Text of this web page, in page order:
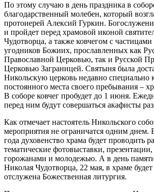
По этому случаю в день праздника в
благодарственный молебен, который
протоиерей Алексий Гуркин.
и пройдет перед храмовой иконой
Чудотворца, а также ковчегом с
угодников Божиих, прославленных как
Православной Церковью, так и Русской
Церковью Заграницей. Святыня была
Никольскую церковь недавно специально
постоянного места своего пребывания –
В соборе ковчег пробудет до 1 июня.
перед ним будут совершаться акафисты
Как отмечает настоятель Никольского
мероприятия не ограничатся одним днем.
года духовенство храма будет проводить
тематические фотовыставки, презентации,
горожанами и молодежью. А в день
Николая Чудотворца, 22 мая, в храме
отслужена Божественная литургия.